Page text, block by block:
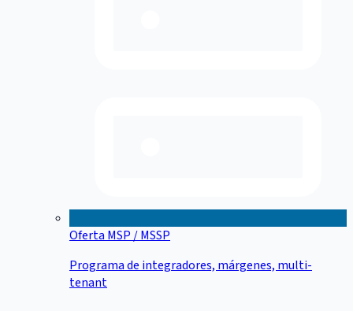
Oferta MSP / MSSP
Programa de integradores, márgenes, multi-
tenant